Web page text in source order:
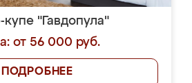
"Гавдопула"
от 56 000 руб.
ПОДРОБНЕЕ